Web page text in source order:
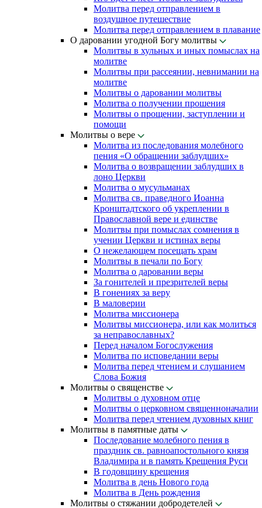
Молитва перед отправлением в
воздушное путешествие
Молитва перед отправлением в плавание
О даровании угодной Богу молитвы
Молитвы в хульных и иных помыслах на
молитве
Молитвы при рассеянии, невнимании на
молитве
Молитвы о даровании молитвы
Молитва о получении прошения
Молитвы о прощении, заступлении и
помощи
Молитвы о вере
Молитва из последования молебного
пения «О обращении заблудших»
Молитва о возвращении заблудших в
лоно Церкви
Молитва о мусульманах
Молитва св. праведного Иоанна
Кронштадтского об укреплении в
Православной вере и единстве
Молитвы при помыслах сомнения в
учении Церкви и истинах веры
О нежелающем посещать храм
Молитвы в печали по Богу
Молитва о даровании веры
За гонителей и презрителей веры
В гонениях за веру
В маловерии
Молитва миссионера
Молитвы миссионера, или как молиться
за неправославных?
Перед началом Богослужения
Молитва по исповедании веры
Молитва перед чтением и слушанием
Слова Божия
Молитвы о священстве
Молитвы о духовном отце
Молитвы о церковном священноначалии
Молитва перед чтением духовных книг
Молитвы в памятные даты
Последование молебного пения в
праздник св. равноапостольного князя
Владимира и в память Крещения Руси
В годовщину крещения
Молитва в день Нового года
Молитва в День рождения
Молитвы о стяжании добродетелей